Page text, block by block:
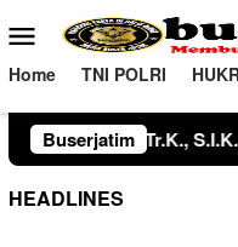
ke
konten
Menu
Mobile
Home TNI POLRI
Buserjatim
HEADLINES